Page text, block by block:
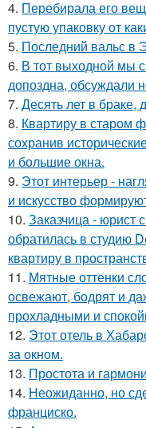
4. Перебирала его
пустую упаковку от
5. Последний вальс в
6. В тот выходной мы с
допоздна, обсуждали
7. Десять лет в браке,
8. Квартиру в старом
сохранив
и большие окна.
9. Этот интерьер -
и искусство
10. Заказчица - юрист
обратилась в студию
квартиру в
11. Мятные оттенки
освежают, бодрят и
прохладными и
12. Этот отель в
за окном.
13. Простота и
14. Неожиданно, но
франциско.